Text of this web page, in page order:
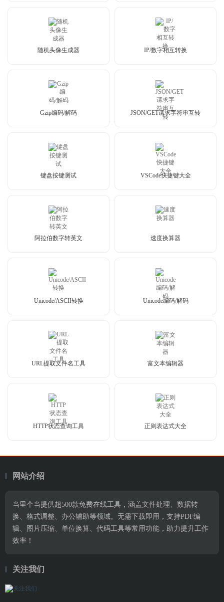
随机头像生成器 IP/数字相互转换
Gzip编码/解码 JSON/GET请求字符串互转
键盘按键测试 VSCode快捷键大全
阿拉伯数字转英文 速度换算器
Unicode/ASCII转换 Unicode编码/解码
URL提取文件名工具 富文本编辑器
HTTP状态查询工具 正则表达式大全
网站介绍
当里个当提供超500款免费在线工具，涵盖文件处理、数据转
换、格式调整、办公辅助等领域。无需下载即用，支持PDF编
辑、图片压缩、单位换算、代码工具等常用功能，助力提升工作
效率！
关注我们